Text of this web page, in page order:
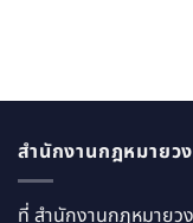
สำนักงานกฎหมาย
ที่ สำนักงานกฎหมายว